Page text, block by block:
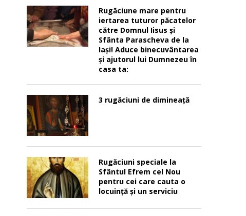
Rugăciune mare pentru
iertarea tuturor păcatelor
către Domnul Iisus şi
Sfânta Parascheva de la
Iaşi! Aduce binecuvântarea
şi ajutorul lui Dumnezeu în
casa ta:
3 rugăciuni de dimineață
Rugăciuni speciale la
Sfântul Efrem cel Nou
pentru cei care cauta o
locuinţă şi un serviciu